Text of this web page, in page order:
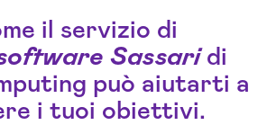
il servizio di
Sassaridi
può aiutarti a
i tuoi obiettivi.